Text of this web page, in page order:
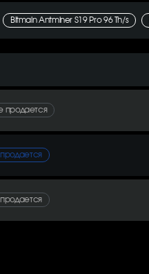
Bitmain Antminer S19 Pro 96 Th/s
продается